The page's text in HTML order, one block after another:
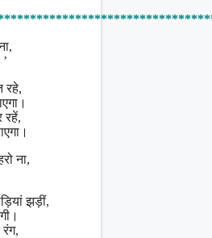
रहे,
रहें,
ना,
झड़ीं,